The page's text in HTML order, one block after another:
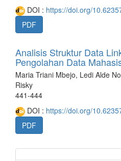
DOI : https://doi.org/
PDF
Analisis Struktur Data
Pengolahan Data
Maria Triani Mbejo, Ledi Alde
Risky
441-444
DOI : https://doi.org/
PDF